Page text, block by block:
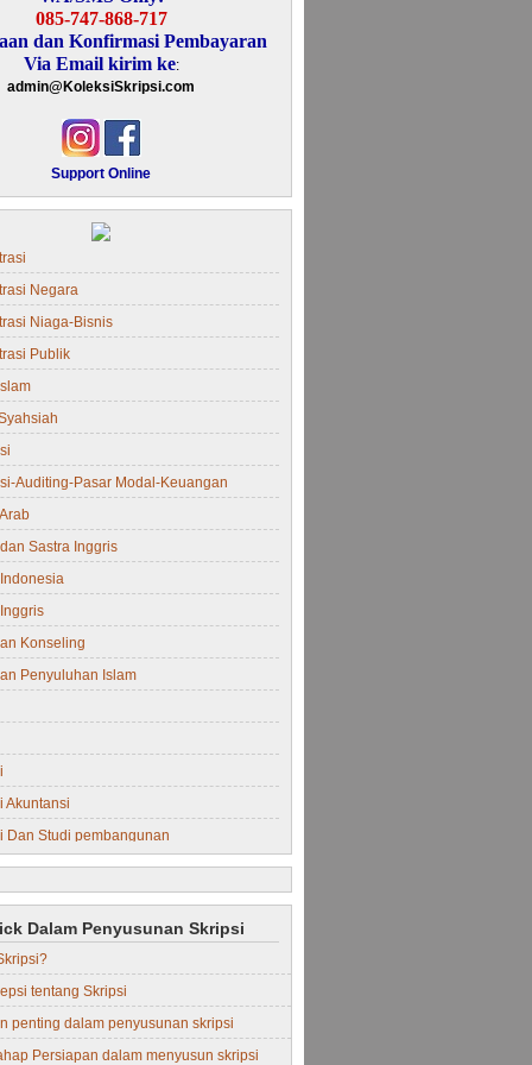
085-747-868-717
dan Konfirmasi Pembayaran
Via Email kirim ke:
admin@KoleksiSkripsi.com
Support Online
Negara
Niaga-Bisnis
Publik
Auditing-Pasar Modal-Keuangan
Sastra Inggris
Konseling
Penyuluhan Islam
Akuntansi
Dan Studi pembangunan
Manajemen
Dalam Penyusunan Skripsi
tentang Skripsi
penting dalam penyusunan skripsi
Persiapan dalam menyusun skripsi